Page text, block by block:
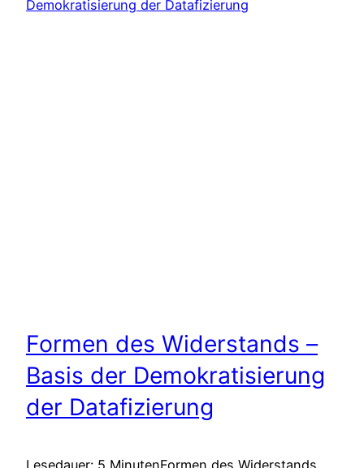
Formen des Widerstands –
Basis der Demokratisierung
der Datafizierung
Lesedauer: 5 MinutenFormen des Widerstands